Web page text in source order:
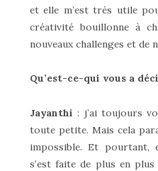
et elle m’est très utile
créativité bouillonne à
nouveaux challenges et de
Qu’est-ce-qui vous a
Jayanthi : j’ai toujours
toute petite. Mais cela
impossible. Et pourtant,
s’est faite de plus en